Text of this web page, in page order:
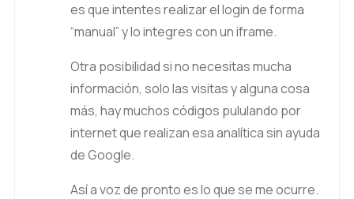
es que intentes realizar el login de forma
“manual” y lo integres con un iframe.
Otra posibilidad si no necesitas mucha
información, solo las visitas y alguna cosa
más, hay muchos códigos pululando por
internet que realizan esa analítica sin ayuda
de Google.
Así a voz de pronto es lo que se me ocurre.